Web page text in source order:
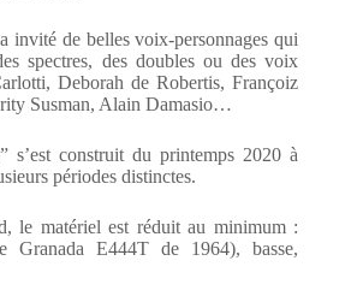
invité de belles voix-personnages qui
spectres, des doubles ou des voix
Deborah de Robertis, Françoiz
Susman, Alain Damasio…
s’est construit du printemps 2020 à
périodes distinctes.
le matériel est réduit au minimum :
Granada E444T de 1964), basse,